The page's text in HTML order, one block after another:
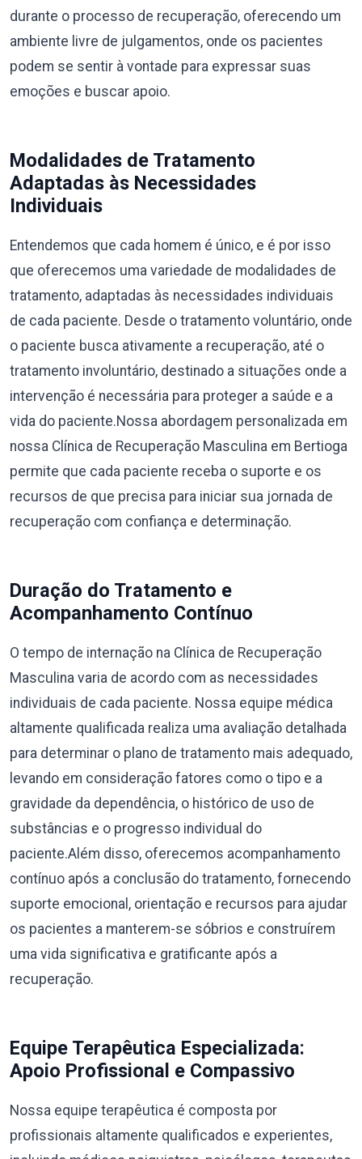
durante o processo de recuperação, oferecendo um
ambiente livre de julgamentos, onde os pacientes
podem se sentir à vontade para expressar suas
emoções e buscar apoio.
Modalidades de Tratamento
Adaptadas às Necessidades
Individuais
Entendemos que cada homem é único, e é por isso
que oferecemos uma variedade de modalidades de
tratamento, adaptadas às necessidades individuais
de cada paciente. Desde o tratamento voluntário, onde
o paciente busca ativamente a recuperação, até o
tratamento involuntário, destinado a situações onde a
intervenção é necessária para proteger a saúde e a
vida do paciente.Nossa abordagem personalizada em
nossa Clínica de Recuperação Masculina em Bertioga
permite que cada paciente receba o suporte e os
recursos de que precisa para iniciar sua jornada de
recuperação com confiança e determinação.
Duração do Tratamento e
Acompanhamento Contínuo
O tempo de internação na Clínica de Recuperação
Masculina varia de acordo com as necessidades
individuais de cada paciente. Nossa equipe médica
altamente qualificada realiza uma avaliação detalhada
para determinar o plano de tratamento mais adequado,
levando em consideração fatores como o tipo e a
gravidade da dependência, o histórico de uso de
substâncias e o progresso individual do
paciente.Além disso, oferecemos acompanhamento
contínuo após a conclusão do tratamento, fornecendo
suporte emocional, orientação e recursos para ajudar
os pacientes a manterem-se sóbrios e construírem
uma vida significativa e gratificante após a
recuperação.
Equipe Terapêutica Especializada:
Apoio Profissional e Compassivo
Nossa equipe terapêutica é composta por
profissionais altamente qualificados e experientes,